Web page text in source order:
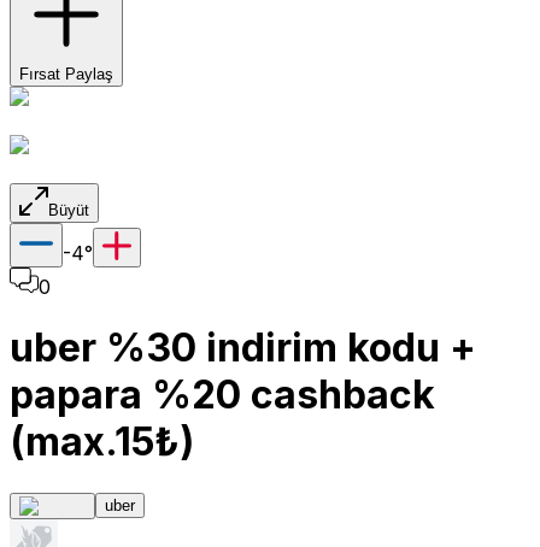
Fırsat Paylaş
Büyüt
-4°
0
uber %30 indirim kodu +
papara %20 cashback
(max.15₺)
uber